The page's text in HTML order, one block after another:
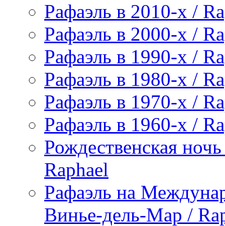
Рафаэль в 2010-х /
Рафаэль в 2000-х /
Рафаэль в 1990-х /
Рафаэль в 1980-х /
Рафаэль в 1970-х /
Рафаэль в 1960-х /
Рождественская
Raphael
Рафаэль на
Винье-дель-Мар /